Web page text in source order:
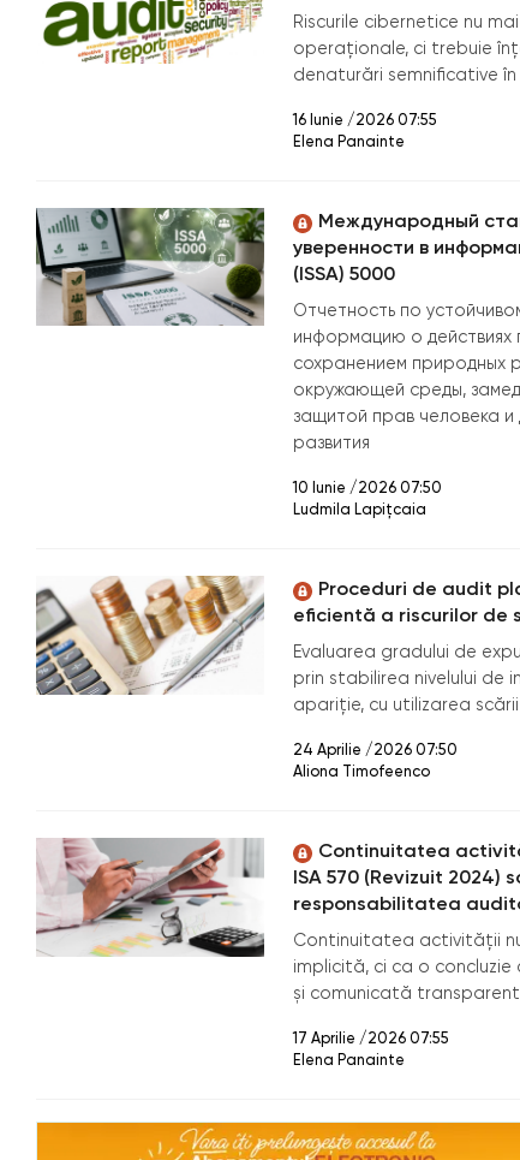
Riscurile cibernetice nu
operaționale, ci trebuie
denaturări semnificative
16 Iunie /2026 07:55
Elena Panainte
Международный
уверенности в
(ISSA) 5000
Отчетность по
информацию о действиях
сохранением природных
окружающей среды,
защитой прав человека и
развития
10 Iunie /2026 07:50
Ludmila Lapițcaia
Proceduri de audit
eficientă a riscurilor de
Evaluarea gradului de
prin stabilirea nivelului
apariție, cu utilizarea
24 Aprilie /2026 07:50
Aliona Timofeenco
Continuitatea
ISA 570 (Revizuit 2024)
responsabilitatea
Continuitatea activității
implicită, ci ca o
și comunicată transparent
17 Aprilie /2026 07:55
Elena Panainte